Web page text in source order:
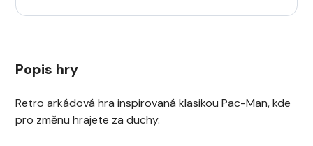
Popis hry
Retro arkádová hra inspirovaná klasikou Pac-Man, kde
pro změnu hrajete za duchy.